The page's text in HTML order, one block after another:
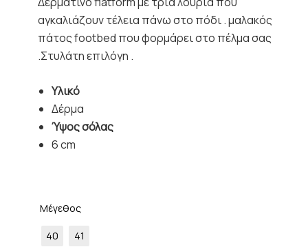
αγκαλιάζουν τέλεια πάνω στο πόδι . μαλακός
πάτος footbed που φορμάρει στο πέλμα σας
.Στυλάτη επιλόγη .
Υλικό
Δέρμα
Ύψος σόλας
6 cm
Μέγεθος
40 41